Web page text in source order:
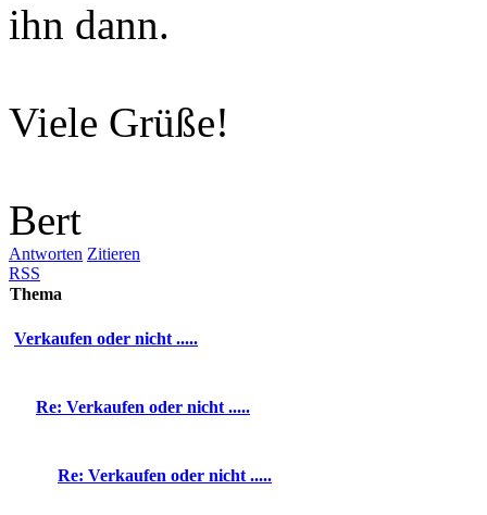
ihn dann.
Viele Grüße!
Bert
Antworten Zitieren
RSS
Thema
Verkaufen oder nicht .....
Re: Verkaufen oder nicht .....
Re: Verkaufen oder nicht .....